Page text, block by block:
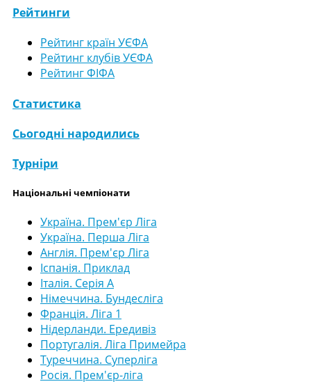
Рейтинги
Рейтинг країн УЄФА
Рейтинг клубів УЄФА
Рейтинг ФІФА
Статистика
Сьогодні народились
Турніри
Національні чемпіонати
Україна. Прем'єр Ліга
Україна. Перша Ліга
Англія. Прем'єр Ліга
Іспанія. Приклад
Італія. Серія А
Німеччина. Бундесліга
Франція. Ліга 1
Нідерланди. Ередивіз
Португалія. Ліга Примейра
Туреччина. Суперліга
Росія. Прем'єр-ліга